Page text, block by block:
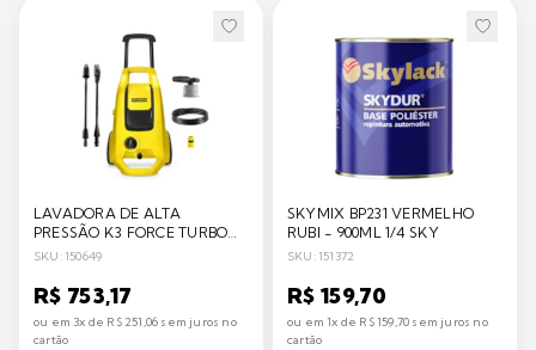
LAVADORA DE ALTA
PRESSÃO K3 FORCE TURBO
1815 PSI - KÄRCHER
SKU: 150649
R$ 753,17
ou em 3x de R$ 251,06 sem juros no
cartão
SKYMIX BP231 VERMELHO
RUBI - 900ML 1/4 SKY
SKU: 151372
R$ 159,70
ou em 1x de R$ 159,70 sem juros no
cartão